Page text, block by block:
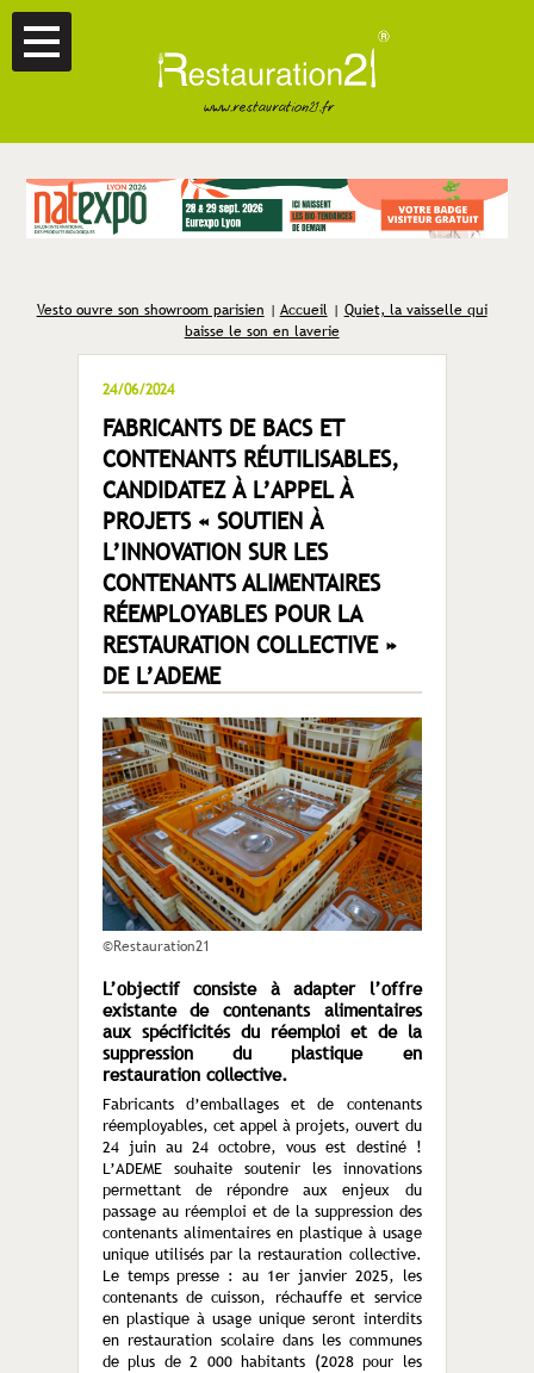
Vesto ouvre son showroom parisien | Accueil | Quiet, la vaisselle qui
baisse le son en laverie
24/06/2024
FABRICANTS DE BACS ET
CONTENANTS RÉUTILISABLES,
CANDIDATEZ À L’APPEL À
PROJETS « SOUTIEN À
L’INNOVATION SUR LES
CONTENANTS ALIMENTAIRES
RÉEMPLOYABLES POUR LA
RESTAURATION COLLECTIVE »
DE L’ADEME
©Restauration21
L’objectif consiste à adapter l’offre
existante de contenants alimentaires
aux spécificités du réemploi et de la
suppression du plastique en
restauration collective.
Fabricants d’emballages et de contenants
réemployables, cet appel à projets, ouvert du
24 juin au 24 octobre, vous est destiné !
L’ADEME souhaite soutenir les innovations
permettant de répondre aux enjeux du
passage au réemploi et de la suppression des
contenants alimentaires en plastique à usage
unique utilisés par la restauration collective.
Le temps presse : au 1er janvier 2025, les
contenants de cuisson, réchauffe et service
en plastique à usage unique seront interdits
en restauration scolaire dans les communes
de plus de 2 000 habitants (2028 pour les